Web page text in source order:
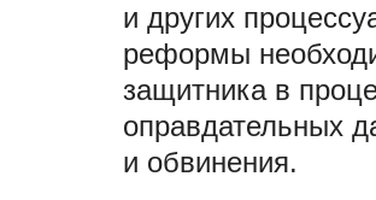
и других
реформы
защитника в
оправдательных
и обвинения.